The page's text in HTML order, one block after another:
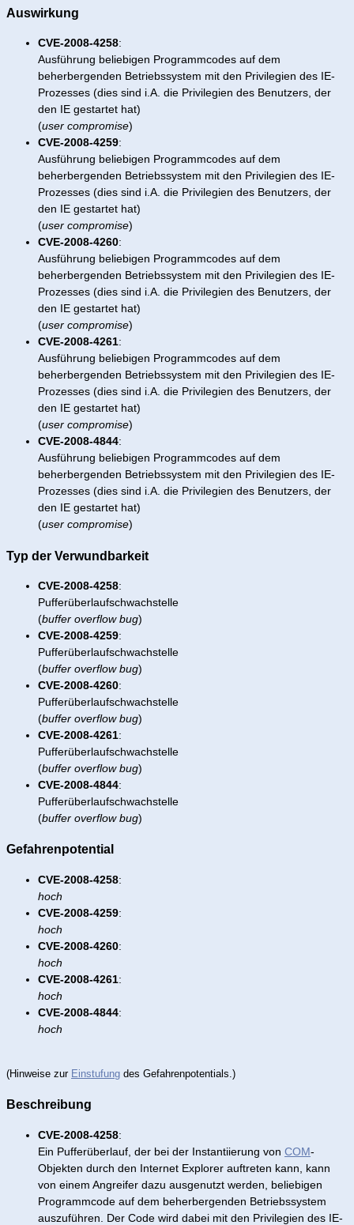
Auswirkung
CVE-2008-4258:
Ausführung beliebigen Programmcodes auf dem
beherbergenden Betriebssystem mit den Privilegien des IE-
Prozesses (dies sind i.A. die Privilegien des Benutzers, der
den IE gestartet hat)
(user compromise)
CVE-2008-4259:
Ausführung beliebigen Programmcodes auf dem
beherbergenden Betriebssystem mit den Privilegien des IE-
Prozesses (dies sind i.A. die Privilegien des Benutzers, der
den IE gestartet hat)
(user compromise)
CVE-2008-4260:
Ausführung beliebigen Programmcodes auf dem
beherbergenden Betriebssystem mit den Privilegien des IE-
Prozesses (dies sind i.A. die Privilegien des Benutzers, der
den IE gestartet hat)
(user compromise)
CVE-2008-4261:
Ausführung beliebigen Programmcodes auf dem
beherbergenden Betriebssystem mit den Privilegien des IE-
Prozesses (dies sind i.A. die Privilegien des Benutzers, der
den IE gestartet hat)
(user compromise)
CVE-2008-4844:
Ausführung beliebigen Programmcodes auf dem
beherbergenden Betriebssystem mit den Privilegien des IE-
Prozesses (dies sind i.A. die Privilegien des Benutzers, der
den IE gestartet hat)
(user compromise)
Typ der Verwundbarkeit
CVE-2008-4258:
Pufferüberlaufschwachstelle
(buffer overflow bug)
CVE-2008-4259:
Pufferüberlaufschwachstelle
(buffer overflow bug)
CVE-2008-4260:
Pufferüberlaufschwachstelle
(buffer overflow bug)
CVE-2008-4261:
Pufferüberlaufschwachstelle
(buffer overflow bug)
CVE-2008-4844:
Pufferüberlaufschwachstelle
(buffer overflow bug)
Gefahrenpotential
CVE-2008-4258:
hoch
CVE-2008-4259:
hoch
CVE-2008-4260:
hoch
CVE-2008-4261:
hoch
CVE-2008-4844:
hoch
(Hinweise zur Einstufung des Gefahrenpotentials.)
Beschreibung
CVE-2008-4258:
Ein Pufferüberlauf, der bei der Instantiierung von COM-
Objekten durch den Internet Explorer auftreten kann, kann
von einem Angreifer dazu ausgenutzt werden, beliebigen
Programmcode auf dem beherbergenden Betriebssystem
auszuführen. Der Code wird dabei mit den Privilegien des IE-